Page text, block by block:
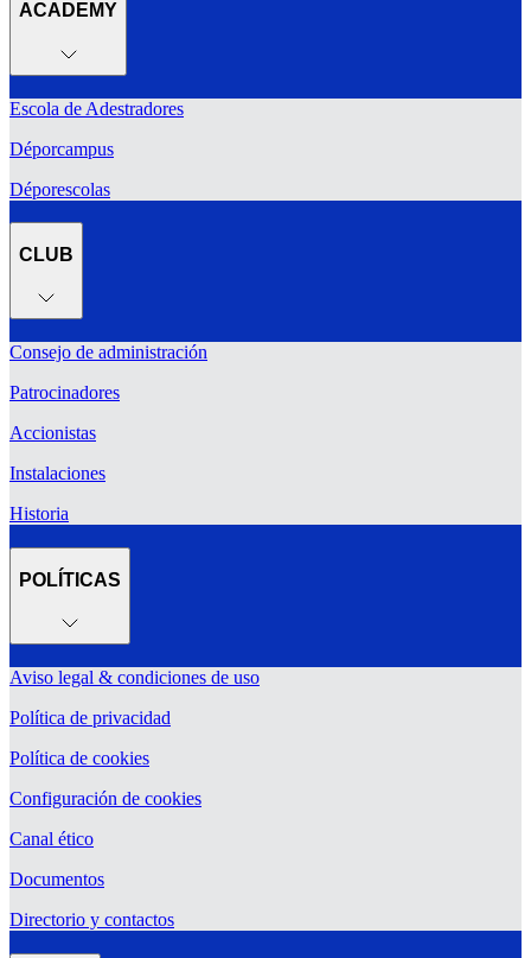
ACADEMY
Escola de Adestradores
Déporcampus
Déporescolas
CLUB
Consejo de administración
Patrocinadores
Accionistas
Instalaciones
Historia
POLÍTICAS
Aviso legal & condiciones de uso
Política de privacidad
Política de cookies
Configuración de cookies
Canal ético
Documentos
Directorio y contactos